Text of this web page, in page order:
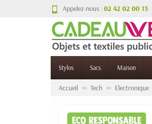
Appelez-nous :02 42 02 00 15
Stylos Sacs Maison
Accueil Tech Electronique